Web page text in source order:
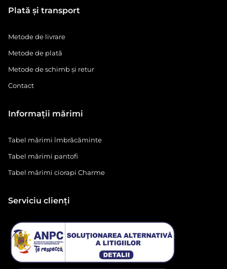
Plată și transport
Metode de livrare
Metode de plată
Metode de schimb și retur
Contact
Informații mărimi
Tabel mărimi îmbrăcăminte
Tabel mărimi pantofi
Tabel mărimi ciorapi Charme
Serviciu clienți